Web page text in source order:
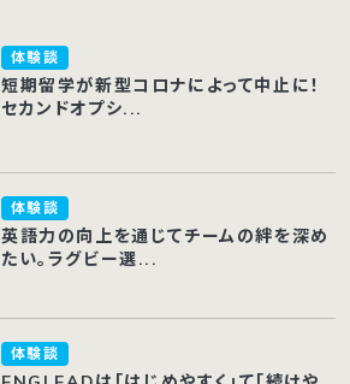
体験談
短期留学が新型コロナによって中止に！
セカンドオプシ...
体験談
英語力の向上を通じてチームの絆を深め
たい。ラグビー選...
体験談